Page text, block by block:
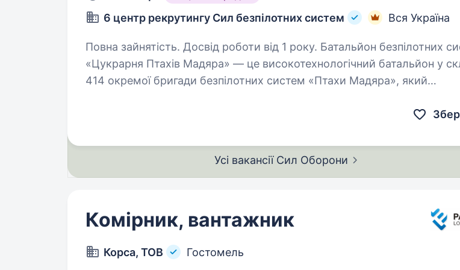
6 центр рекрутингу Сил безпілотних систем Вся Україна
Повна зайнятість. Досвід роботи від 1 року. Батальйон безпілотних систем
«Цукрарня Птахів Мадяра» — це високотехнологічний батальйон у
414 окремої бригади безпілотних систем «Птахи Мадяра», який
Усі вакансії Сил Оборони
Комірник, вантажник
Корса, ТОВ Гостомель